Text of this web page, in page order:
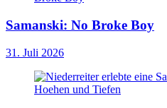
Samanski: No Broke Boy
31. Juli 2026